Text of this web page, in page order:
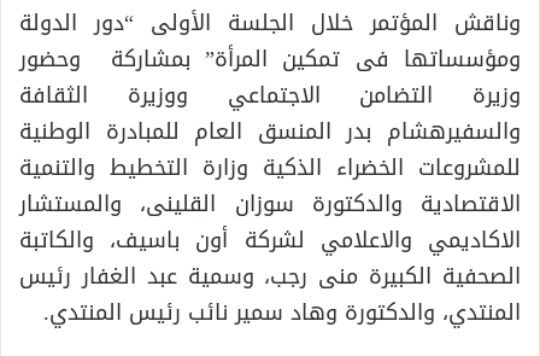
وناقش المؤتمر خلال الجلسة الأولى “دور الدولة
ومؤسساتها فى تمكين المرأة” بمشاركة وحضور
وزيرة التضامن الاجتماعي ووزيرة الثقافة
والسفيرهشام بدر المنسق العام للمبادرة الوطنية
للمشروعات الخضراء الذكية وزارة التخطيط والتنمية
الاقتصادية والدكتورة سوزان القلينى، والمستشار
الاكاديمي والاعلامي لشركة أون باسيف، والكاتبة
الصحفية الكبيرة منى رجب، وسمية عبد الغفار رئيس
المنتدي، والدكتورة وهاد سمير نائب رئيس المنتدي.